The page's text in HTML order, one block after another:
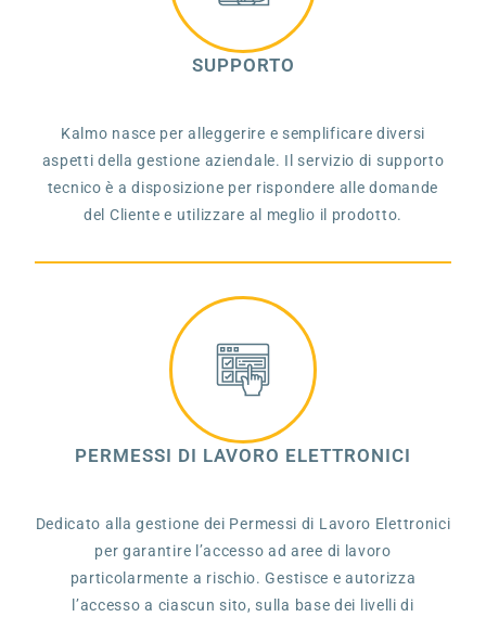
SUPPORTO
Kalmo nasce per alleggerire e semplificare diversi
aspetti della gestione aziendale. Il servizio di supporto
tecnico è a disposizione per rispondere alle domande
del Cliente e utilizzare al meglio il prodotto.
PERMESSI DI LAVORO ELETTRONICI
Dedicato alla gestione dei Permessi di Lavoro Elettronici
per garantire l’accesso ad aree di lavoro
particolarmente a rischio. Gestisce e autorizza
l’accesso a ciascun sito, sulla base dei livelli di